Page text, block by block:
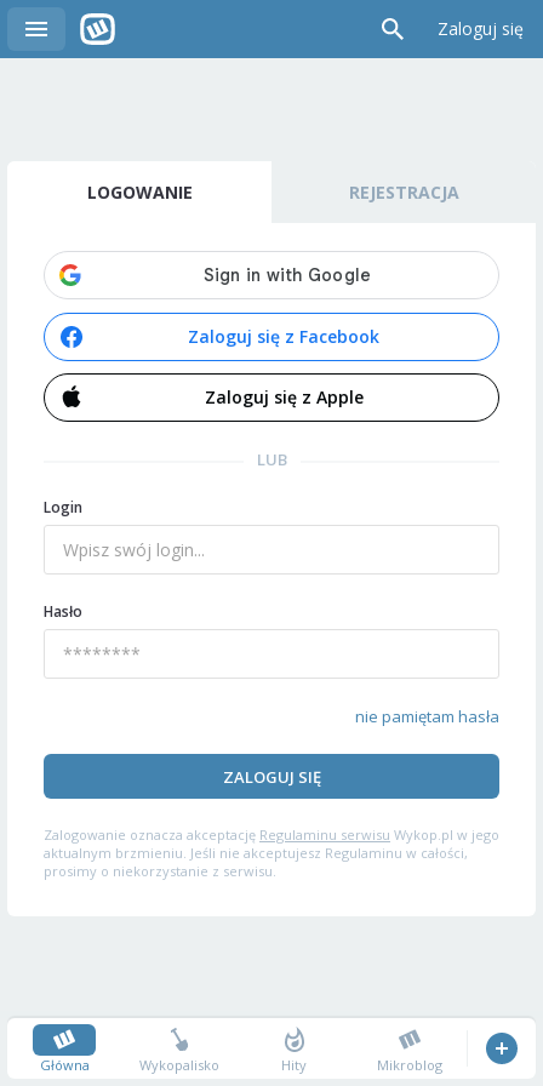
Zaloguj się
LOGOWANIE REJESTRACJA
Zaloguj się z Facebook
Zaloguj się z Apple
LUB
Login
Hasło
nie pamiętam hasła
ZALOGUJ SIĘ
Zalogowanie oznacza akceptację Regulaminu serwisu Wykop.pl w jego
aktualnym brzmieniu. Jeśli nie akceptujesz Regulaminu w całości,
prosimy o niekorzystanie z serwisu.
Główna Wykopalisko Hity Mikroblog